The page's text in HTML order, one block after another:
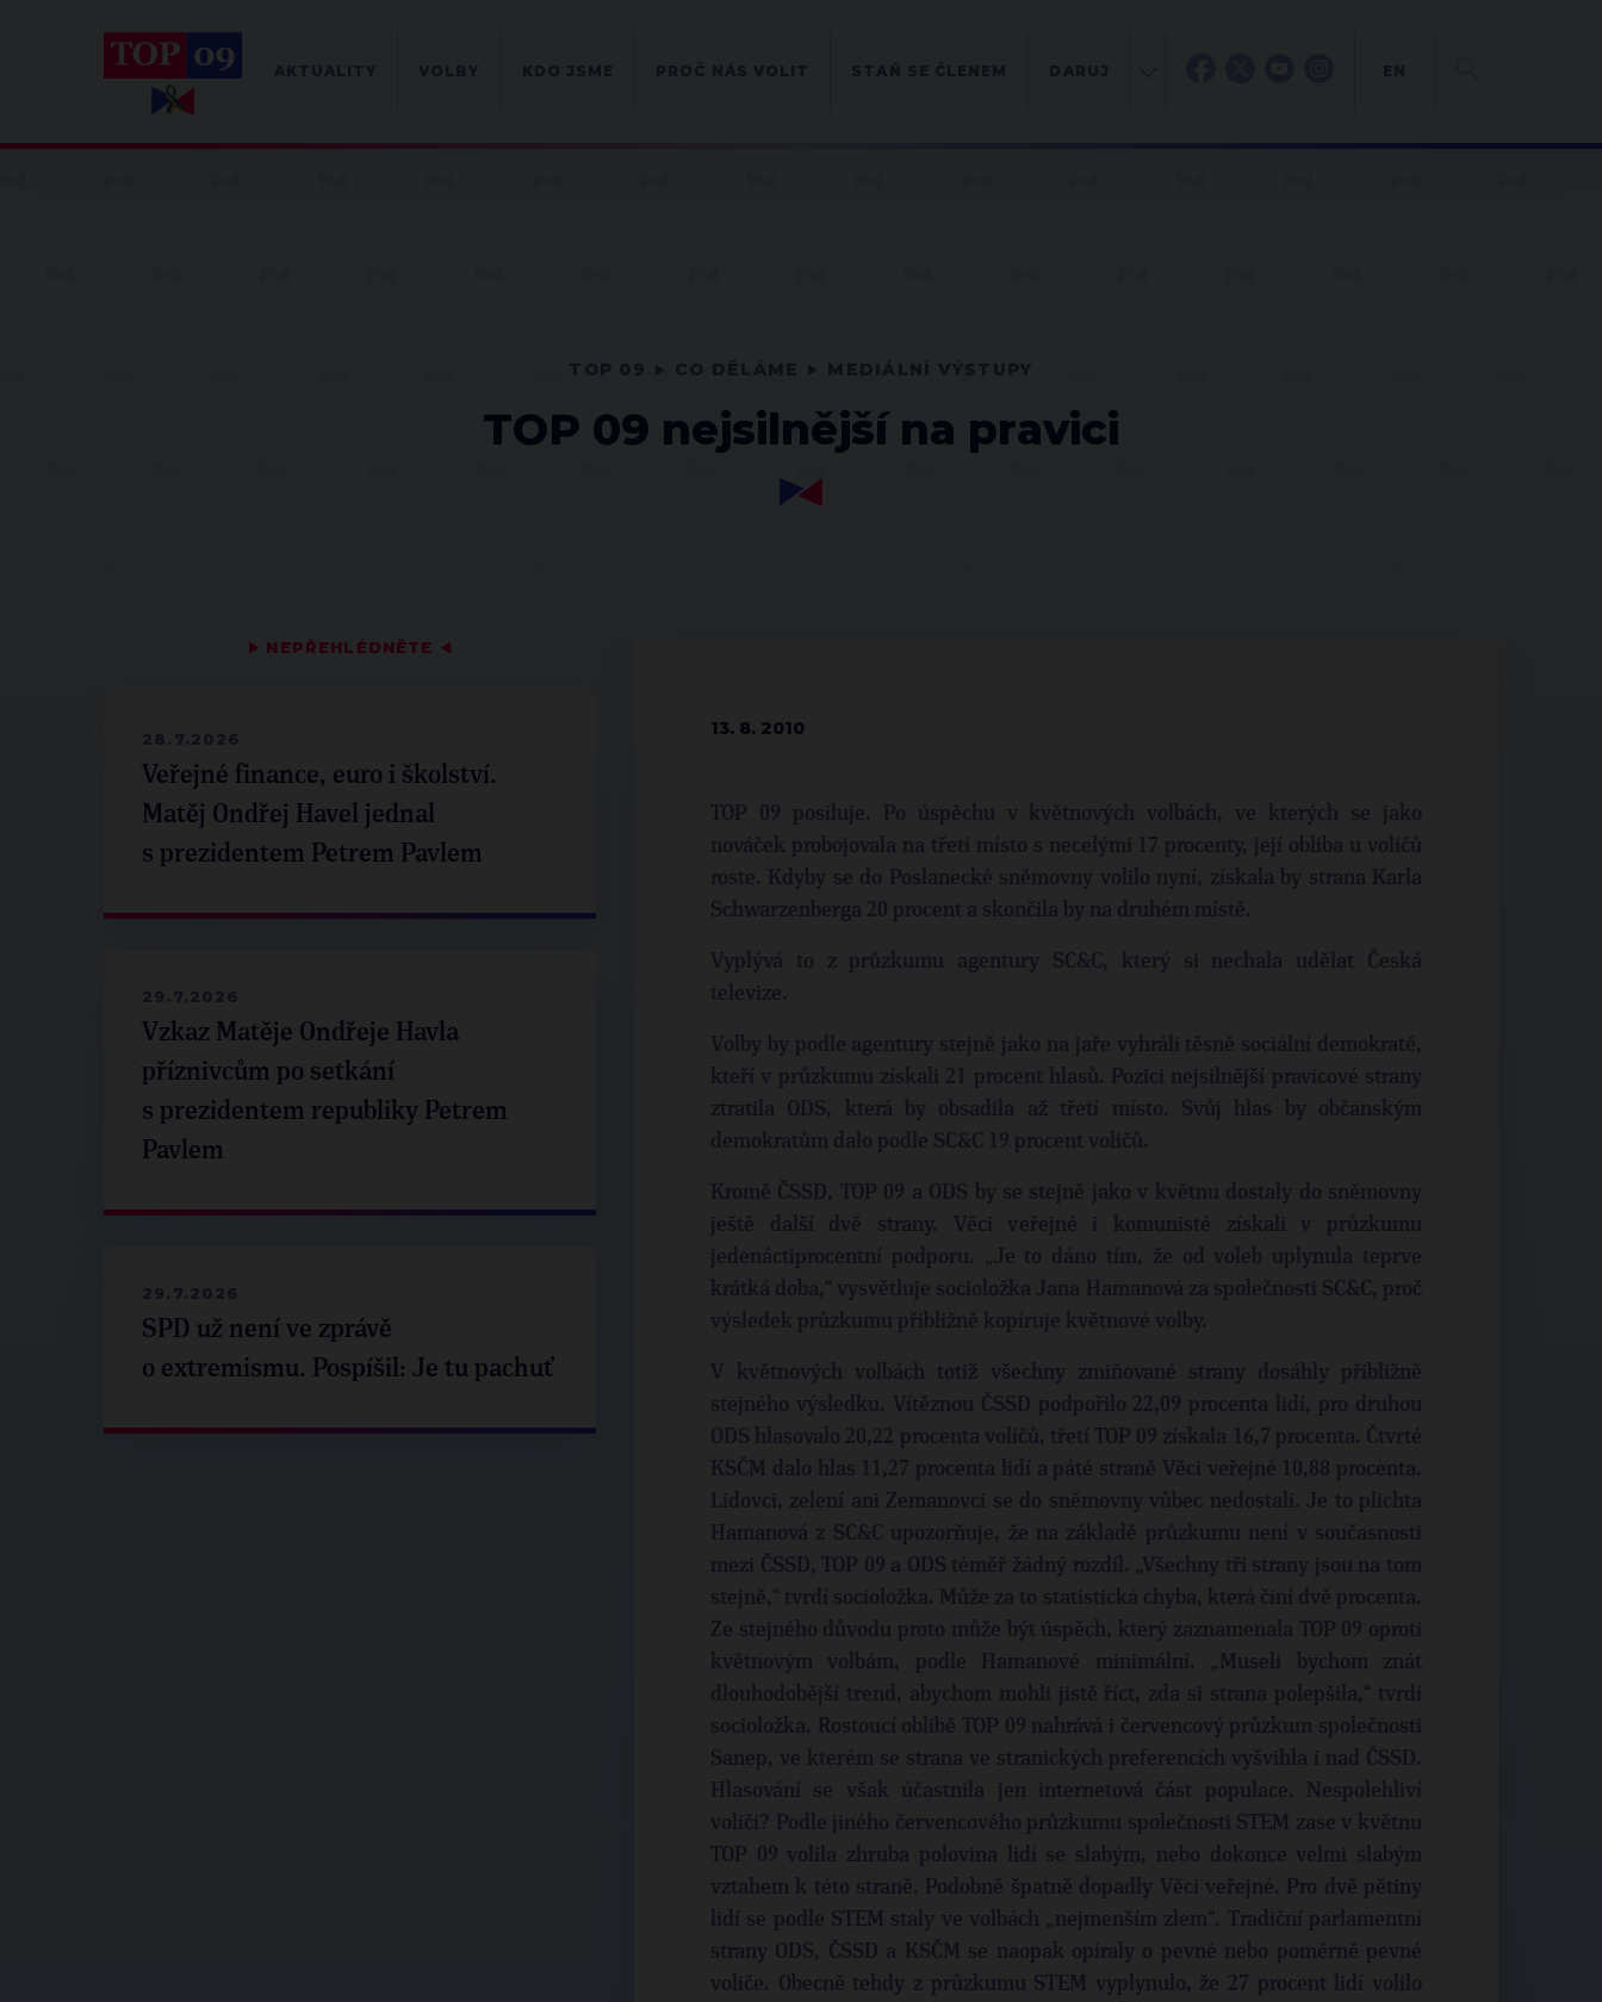
TOP 09 nejsilnější na pravici
▶ NEPŘEHLÉDNĚTE ◀
28.7.2026
Veřejné finance, euro i školství.
Matěj Ondřej Havel jednal
s prezidentem Petrem Pavlem
29.7.2026
Vzkaz Matěje Ondřeje Havla
příznivcům po setkání
s prezidentem republiky Petrem
Pavlem
29.7.2026
SPD už není ve zprávě
o extremismu. Pospíšil: Je tu pachuť
13. 8. 2010
TOP 09 posiluje. Po úspěchu v květnových volbách, ve kterých se jako
nováček probojovala na třetí místo s necelými 17 procenty, její obliba u voličů
roste. Kdyby se do Poslanecké sněmovny volilo nyní, získala by strana Karla
Schwarzenberga 20 procent a skončila by na druhém místě.
Vyplývá to z průzkumu agentury SC&C, který si nechala udělat Česká
televize.
Volby by podle agentury stejně jako na jaře vyhráli těsně sociální demokraté,
kteří v průzkumu získali 21 procent hlasů. Pozici nejsilnější pravicové strany
ztratila ODS, která by obsadila až třetí místo. Svůj hlas by občanským
demokratům dalo podle SC&C 19 procent voličů.
Kromě ČSSD, TOP 09 a ODS by se stejně jako v květnu dostaly do sněmovny
ještě další dvě strany. Věci veřejné i komunisté získali v průzkumu
jedenáctiprocentní podporu. „Je to dáno tím, že od voleb uplynula teprve
krátká doba,“ vysvětluje socioložka Jana Hamanová za společnosti SC&C, proč
výsledek průzkumu přibližně kopíruje květnové volby.
V květnových volbách totiž všechny zmiňované strany dosáhly přibližně
stejného výsledku. Vítěznou ČSSD podpořilo 22,09 procenta lidí, pro druhou
ODS hlasovalo 20,22 procenta voličů, třetí TOP 09 získala 16,7 procenta. Čtvrté
KSČM dalo hlas 11,27 procenta lidí a páté straně Věci veřejné 10,88 procenta.
Lidovci, zelení ani Zemanovci se do sněmovny vůbec nedostali. Je to plichta
Hamanová z SC&C upozorňuje, že na základě průzkumu není v současnosti
mezi ČSSD, TOP 09 a ODS téměř žádný rozdíl. „Všechny tři strany jsou na tom
stejně,“ tvrdí socioložka. Může za to statistická chyba, která činí dvě procenta.
Ze stejného důvodu proto může být úspěch, který zaznamenala TOP 09 oproti
květnovým volbám, podle Hamanové minimální. „Museli bychom znát
dlouhodobější trend, abychom mohli jistě říct, zda si strana polepšila,“ tvrdí
socioložka. Rostoucí oblibě TOP 09 nahrává i červencový průzkum společnosti
Sanep, ve kterém se strana ve stranických preferencích vyšvihla i nad ČSSD.
Hlasování se však účastnila jen internetová část populace. Nespolehliví
voliči? Podle jiného červencového průzkumu společnosti STEM zase v květnu
TOP 09 volila zhruba polovina lidí se slabým, nebo dokonce velmi slabým
vztahem k této straně. Podobně špatně dopadly Věci veřejné. Pro dvě pětiny
lidí se podle STEM staly ve volbách „nejmenším zlem“. Tradiční parlamentní
strany ODS, ČSSD a KSČM se naopak opíraly o pevné nebo poměrně pevné
voliče. Obecně tehdy z průzkumu STEM vyplynulo, že 27 procent lidí volilo